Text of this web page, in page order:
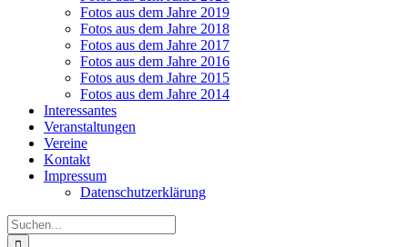
Fotos aus dem Jahre 2019
Fotos aus dem Jahre 2018
Fotos aus dem Jahre 2017
Fotos aus dem Jahre 2016
Fotos aus dem Jahre 2015
Fotos aus dem Jahre 2014
Interessantes
Veranstaltungen
Vereine
Kontakt
Impressum
Datenschutzerklärung
Suche
nach: